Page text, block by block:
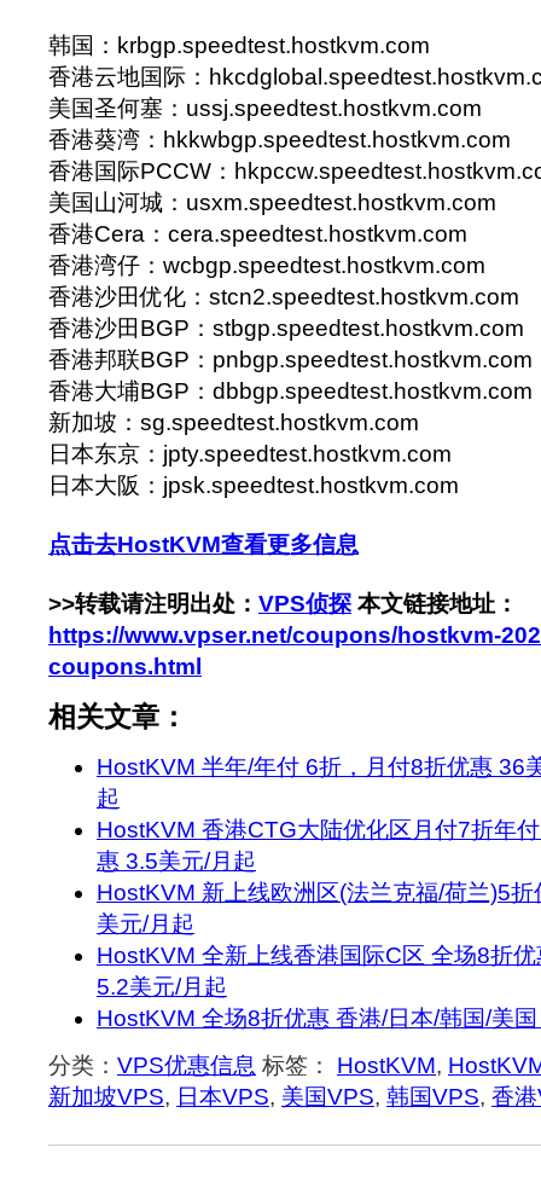
韩国：krbgp.speedtest.hostkvm.com
香港云地国际：
美国圣何塞：ussj.speedtest.hostkvm.com
香港葵湾：hkkwbgp.speedtest.hostkvm.com
香港国际PCCW：
美国山河城：usxm.speedtest.hostkvm.com
香港Cera：cera.speedtest.hostkvm.com
香港湾仔：wcbgp.speedtest.hostkvm.com
香港沙田优化：stcn2.speedtest.hostkvm.com
香港沙田BGP：stbgp.speedtest.hostkvm.com
香港邦联BGP：pnbgp.speedtest.hostkvm.com
香港大埔BGP：dbbgp.speedtest.hostkvm.com
新加坡：sg.speedtest.hostkvm.com
日本东京：jpty.speedtest.hostkvm.com
日本大阪：jpsk.speedtest.hostkvm.com
点击去HostKVM查看更多信息
>>转载请注明出处： VPS侦探 本文链接地址：
https://www.vpser.net/coupons/hostkvm-
coupons.html
相关文章：
HostKVM 半年/年付 6折，月付8折优惠 36
起
HostKVM 香港CTG大陆优化区月付7折年
惠 3.5美元/月起
HostKVM 新上线欧洲区(法兰克福/荷兰)5
美元/月起
HostKVM 全新上线香港国际C区 全场8折
5.2美元/月起
HostKVM 全场8折优惠 香港/日本/韩国/美
分类： VPS优惠信息 标签： HostKVM,
新加坡VPS, 日本VPS, 美国VPS, 韩国VPS, 香